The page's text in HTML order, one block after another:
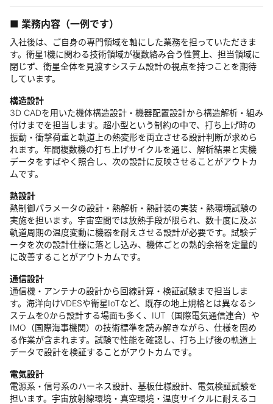
■ 業務内容（一例です）
入社後は、ご自身の専門領域を軸にした業務を担っていただきま
す。衛星1機に関わる技術領域が複数絡み合う性質上、担当領域に
閉じず、衛星全体を見渡すシステム設計の視点を持つことを期待
しています。
構造設計
3D CADを用いた機体構造設計・機器配置設計から構造解析・組み
付けまでを担当します。超小型という制約の中で、打ち上げ時の
振動・衝撃荷重と軌道上の熱変形を両立させる設計判断が求めら
れます。年間複数機の打ち上げサイクルを通じ、解析結果と実機
データをすばやく照合し、次の設計に反映させることがアウトカ
ムです。
熱設計
熱制御パラメータの設計・熱解析・熱計装の実装・熱環境試験の
実施を担います。宇宙空間では放熱手段が限られ、数十度に及ぶ
軌道周期の温度変動に機器を耐えさせる設計が必要です。試験デ
ータを次の設計仕様に落とし込み、機体ごとの熱的余裕を定量的
に改善することがアウトカムです。
通信設計
通信機・アンテナの設計から回線計算・検証試験まで担当しま
す。海洋向けVDESや衛星IoTなど、既存の地上規格とは異なるシ
ステムを0から設計する場面も多く、IUT（国際電気通信連合）や
IMO（国際海事機関）の技術標準を読み解きながら、仕様を固め
る作業が含まれます。試験で性能を確認し、打ち上げ後の軌道上
データで設計を検証することがアウトカムです。
電気設計
電源系・信号系のハーネス設計、基板仕様設計、電気検証試験を
担います。宇宙放射線環境・真空環境・温度サイクルに耐えるコ